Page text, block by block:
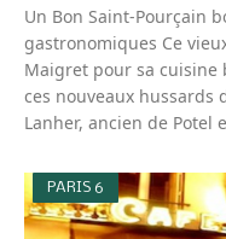
Un Bon Saint-Pourçain
gastronomiques Ce
Maigret pour sa cuisine
ces nouveaux hussards
Lanher, ancien de Potel
PARIS 6